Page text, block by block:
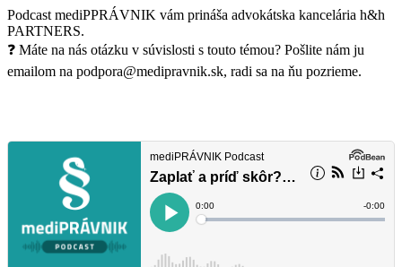
Podcast mediPPRÁVNIK vám prináša advokátska kancelária h&h
PARTNERS.
❓ Máte na nás otázku v súvislosti s touto témou? Pošlite nám ju
emailom na podpora@medipravnik.sk, radi sa na ňu pozrieme.